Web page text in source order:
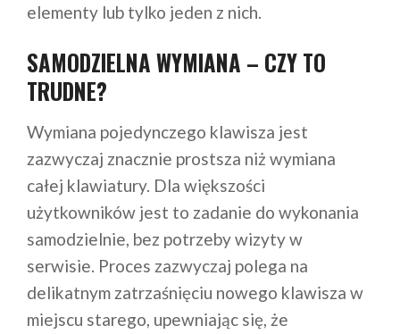
elementy lub tylko jeden z nich.
SAMODZIELNA WYMIANA – CZY TO
TRUDNE?
Wymiana pojedynczego klawisza jest
zazwyczaj znacznie prostsza niż wymiana
całej klawiatury. Dla większości
użytkowników jest to zadanie do wykonania
samodzielnie, bez potrzeby wizyty w
serwisie. Proces zazwyczaj polega na
delikatnym zatrzaśnięciu nowego klawisza w
miejscu starego, upewniając się, że